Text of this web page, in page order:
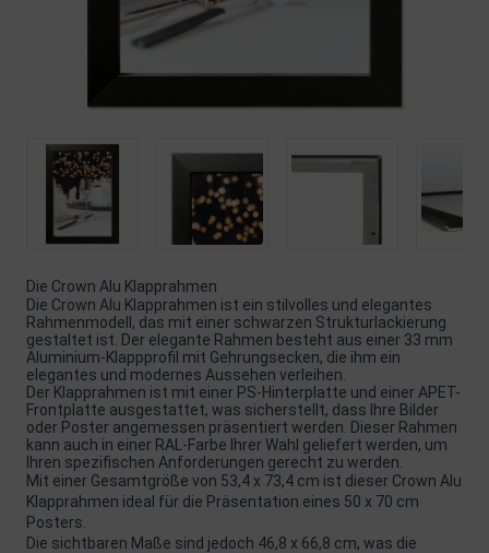
Die Crown Alu Klapprahmen
Die Crown Alu Klapprahmen ist ein stilvolles und elegantes
Rahmenmodell, das mit einer schwarzen Strukturlackierung
gestaltet ist. Der elegante Rahmen besteht aus einer 33 mm
Aluminium-Klappprofil mit Gehrungsecken, die ihm ein
elegantes und modernes Aussehen verleihen.
Der Klapprahmen ist mit einer PS-Hinterplatte und einer APET-
Frontplatte ausgestattet, was sicherstellt, dass Ihre Bilder
oder Poster angemessen präsentiert werden. Dieser Rahmen
kann auch in einer RAL-Farbe Ihrer Wahl geliefert werden, um
Ihren spezifischen Anforderungen gerecht zu werden.
Mit einer Gesamtgröße von 53,4 x 73,4 cm ist dieser Crown Alu
Klapprahmen ideal für die Präsentation eines 50 x 70 cm
Posters.
Die sichtbaren Maße sind jedoch 46,8 x 66,8 cm, was die